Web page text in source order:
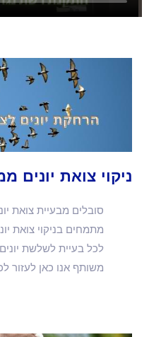
ניקוי צואת יונים
סובלים מבעיית צואת
מתמחים בניקוי צואת
לכל בעיית לשלשת יונים
משותף אנו כאן לעזור